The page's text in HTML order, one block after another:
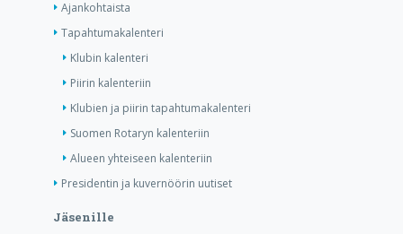
Ajankohtaista
Tapahtumakalenteri
Klubin kalenteri
Piirin kalenteriin
Klubien ja piirin tapahtumakalenteri
Suomen Rotaryn kalenteriin
Alueen yhteiseen kalenteriin
Presidentin ja kuvernöörin uutiset
Jäsenille